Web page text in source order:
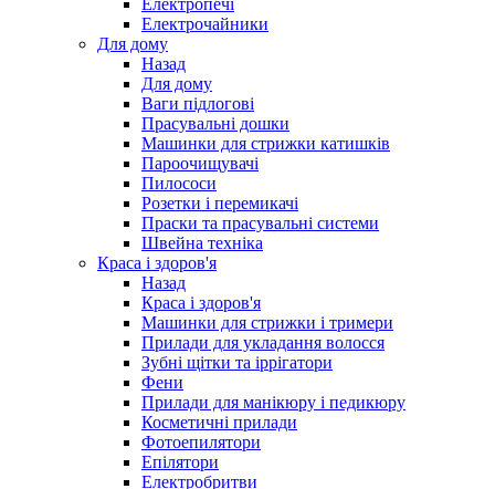
Електропечі
Електрочайники
Для дому
Назад
Для дому
Ваги підлогові
Прасувальні дошки
Машинки для стрижки катишків
Пароочищувачі
Пилососи
Розетки і перемикачі
Праски та прасувальні системи
Швейна техніка
Краса і здоров'я
Назад
Краса і здоров'я
Машинки для стрижки і тримери
Прилади для укладання волосся
Зубні щітки та іррігатори
Фени
Прилади для манікюру і педикюру
Косметичні прилади
Фотоепилятори
Епілятори
Електробритви